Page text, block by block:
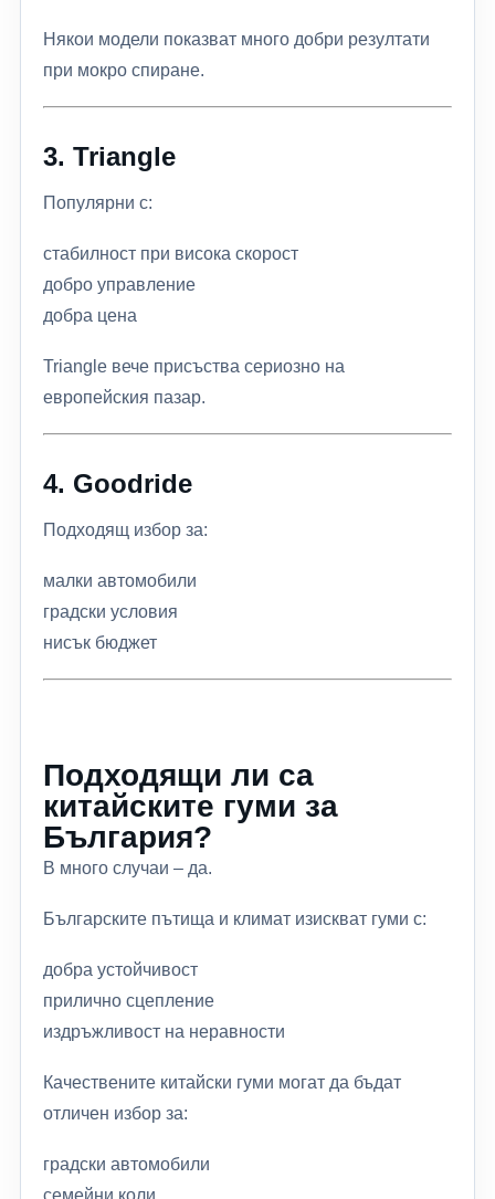
Някои модели показват много добри резултати
при мокро спиране.
3. Triangle
Популярни с:
стабилност при висока скорост
добро управление
добра цена
Triangle вече присъства сериозно на
европейския пазар.
4. Goodride
Подходящ избор за:
малки автомобили
градски условия
нисък бюджет
Подходящи ли са
китайските гуми за
България?
В много случаи – да.
Българските пътища и климат изискват гуми с:
добра устойчивост
прилично сцепление
издръжливост на неравности
Качествените китайски гуми могат да бъдат
отличен избор за:
градски автомобили